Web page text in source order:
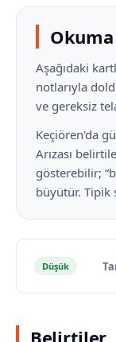
Okuma
Aşağıdaki
notlarıyla
ve gereksiz
Keçiören'da
Arızası
gösterebilir;
büyütür. Tipik
Düşük
Belirtiler